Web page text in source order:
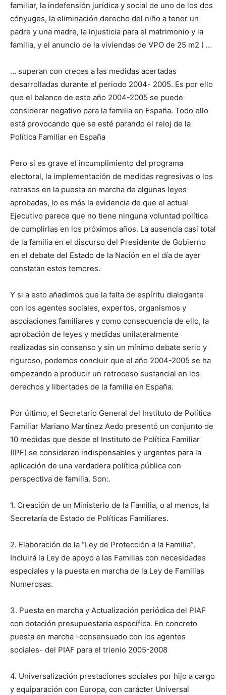
familiar, la indefensión jurídica y social de uno de los dos
cónyuges, la eliminación derecho del niño a tener un
padre y una madre, la injusticia para el matrimonio y la
familia, y el anuncio de la viviendas de VPO de 25 m2 ) …
… superan con creces a las medidas acertadas
desarrolladas durante el periodo 2004- 2005. Es por ello
que el balance de este año 2004-2005 se puede
considerar negativo para la familia en España. Todo ello
está provocando que se esté parando el reloj de la
Política Familiar en España
Pero si es grave el incumplimiento del programa
electoral, la implementación de medidas regresivas o los
retrasos en la puesta en marcha de algunas leyes
aprobadas, lo es más la evidencia de que el actual
Ejecutivo parece que no tiene ninguna voluntad política
de cumplirlas en los próximos años. La ausencia casi total
de la familia en el discurso del Presidente de Gobierno
en el debate del Estado de la Nación en el día de ayer
constatan estos temores.
Y si a esto añadimos que la falta de espíritu dialogante
con los agentes sociales, expertos, organismos y
asociaciones familiares y como consecuencia de ello, la
aprobación de leyes y medidas unilateralmente
realizadas sin consenso y sin un mínimo debate serio y
riguroso, podemos concluir que el año 2004-2005 se ha
empezando a producir un retroceso sustancial en los
derechos y libertades de la familia en España.
Por último, el Secretario General del Instituto de Política
Familiar Mariano Martinez Aedo presentó un conjunto de
10 medidas que desde el Instituto de Política Familiar
(IPF) se consideran indispensables y urgentes para la
aplicación de una verdadera política pública con
perspectiva de familia. Son:.
1. Creación de un Ministerio de la Familia, o al menos, la
Secretaría de Estado de Políticas Familiares.
2. Elaboración de la “Ley de Protección a la Familia”.
Incluirá la Ley de apoyo a las Familias con necesidades
especiales y la puesta en marcha de la Ley de Familias
Numerosas.
3. Puesta en marcha y Actualización periódica del PIAF
con dotación presupuestaria específica. En concreto
puesta en marcha -consensuado con los agentes
sociales- del PIAF para el trienio 2005-2008
4. Universalización prestaciones sociales por hijo a cargo
y equiparación con Europa, con carácter Universal